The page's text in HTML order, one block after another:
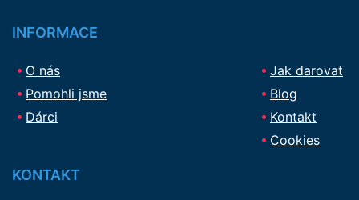
INFORMACE
O nás
Pomohli jsme
Dárci
Jak darovat
Blog
Kontakt
Cookies
KONTAKT